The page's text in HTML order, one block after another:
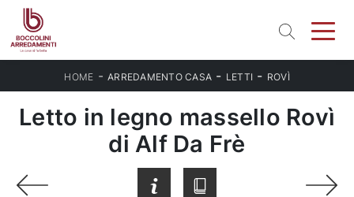
HOME - ARREDAMENTO CASA - LETTI - ROVÌ
Letto in legno massello Rovì
di Alf Da Frè